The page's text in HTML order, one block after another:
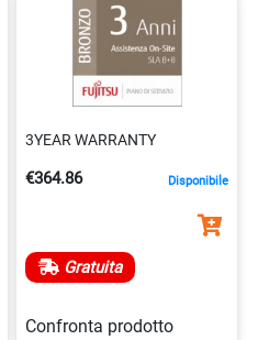
3YEAR WARRANTY
€364.86 Disponibile
Gratuita
Confronta prodotto